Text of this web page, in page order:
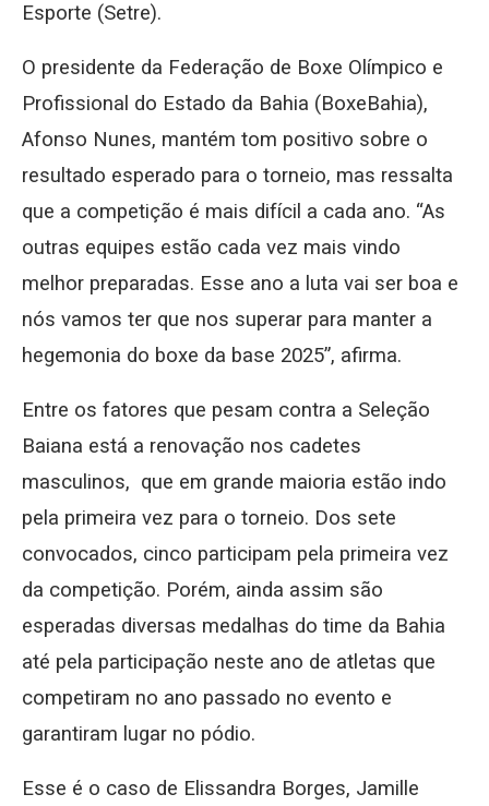
Esporte (Setre).
O presidente da Federação de Boxe Olímpico e
Profissional do Estado da Bahia (BoxeBahia),
Afonso Nunes, mantém tom positivo sobre o
resultado esperado para o torneio, mas ressalta
que a competição é mais difícil a cada ano. “As
outras equipes estão cada vez mais vindo
melhor preparadas. Esse ano a luta vai ser boa e
nós vamos ter que nos superar para manter a
hegemonia do boxe da base 2025”, afirma.
Entre os fatores que pesam contra a Seleção
Baiana está a renovação nos cadetes
masculinos, que em grande maioria estão indo
pela primeira vez para o torneio. Dos sete
convocados, cinco participam pela primeira vez
da competição. Porém, ainda assim são
esperadas diversas medalhas do time da Bahia
até pela participação neste ano de atletas que
competiram no ano passado no evento e
garantiram lugar no pódio.
Esse é o caso de Elissandra Borges, Jamille